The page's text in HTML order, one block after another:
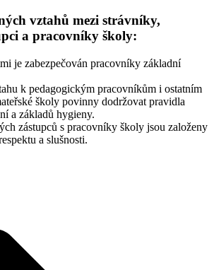
vztahů mezi strávníky,
a pracovníky školy:
je zabezpečován pracovníky základní
k pedagogickým pracovníkům i ostatním
školy povinny dodržovat pravidla
a základů hygieny.
zástupců s pracovníky školy jsou založeny
a slušnosti.